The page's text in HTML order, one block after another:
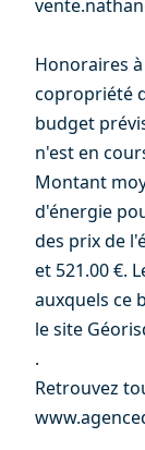
Honoraires
copropriété
budget
n'est en
Montant
d'énergie
des prix de
et 521.00 €.
auxquels ce
le site
.
Retrouvez